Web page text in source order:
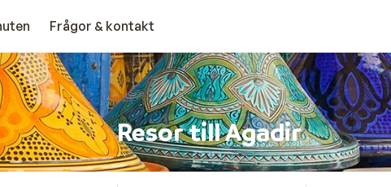
Frågor & kontakt
Resor till Agadir